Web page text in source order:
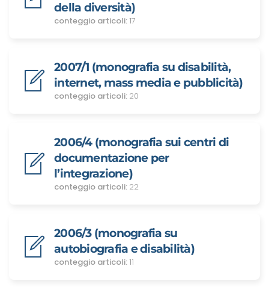
della diversità)
conteggio articoli: 17
2007/1 (monografia su disabilità,
internet, mass media e pubblicità)
conteggio articoli: 20
2006/4 (monografia sui centri di
documentazione per
l’integrazione)
conteggio articoli: 22
2006/3 (monografia su
autobiografia e disabilità)
conteggio articoli: 11